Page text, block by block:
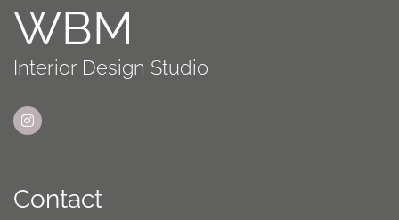
WBM
Interior Design Studio
Contact